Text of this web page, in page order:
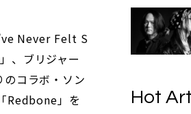
Never Felt S
、ブリジャー
コラボ・ソン
Redbone」を
Hot